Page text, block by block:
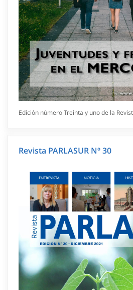
Edición número Treinta y uno de la
Revista PARLASUR Nº 30